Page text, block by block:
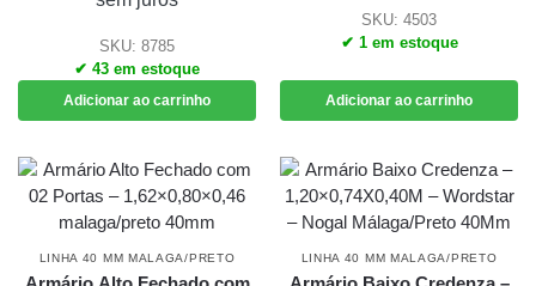
SKU: 8785
✔ 43 em estoque
Adicionar ao carrinho
SKU: 4503
✔ 1 em estoque
Adicionar ao carrinho
LINHA 40 MM MALAGA/PRETO LINHA 40 MM MALAGA/PRETO